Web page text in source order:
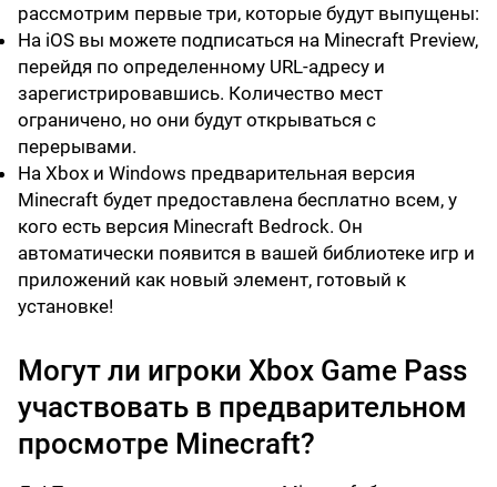
рассмотрим первые три, которые будут выпущены:
На iOS вы можете подписаться на Minecraft Preview,
перейдя по определенному URL-адресу и
зарегистрировавшись. Количество мест
ограничено, но они будут открываться с
перерывами.
На Xbox и Windows предварительная версия
Minecraft будет предоставлена бесплатно всем, у
кого есть версия Minecraft Bedrock. Он
автоматически появится в вашей библиотеке игр и
приложений как новый элемент, готовый к
установке!
Могут ли игроки Xbox Game Pass
участвовать в предварительном
просмотре Minecraft?